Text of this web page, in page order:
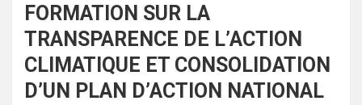
FORMATION SUR LA
TRANSPARENCE DE L’ACTION
CLIMATIQUE ET CONSOLIDATION
D’UN PLAN D’ACTION NATIONAL